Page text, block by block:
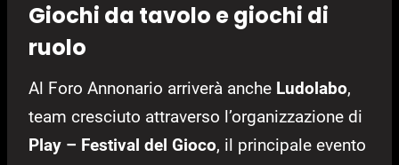
Giochi da tavolo e giochi di
ruolo
Al Foro Annonario arriverà anche Ludolabo,
team cresciuto attraverso l’organizzazione di
Play – Festival del Gioco, il principale evento